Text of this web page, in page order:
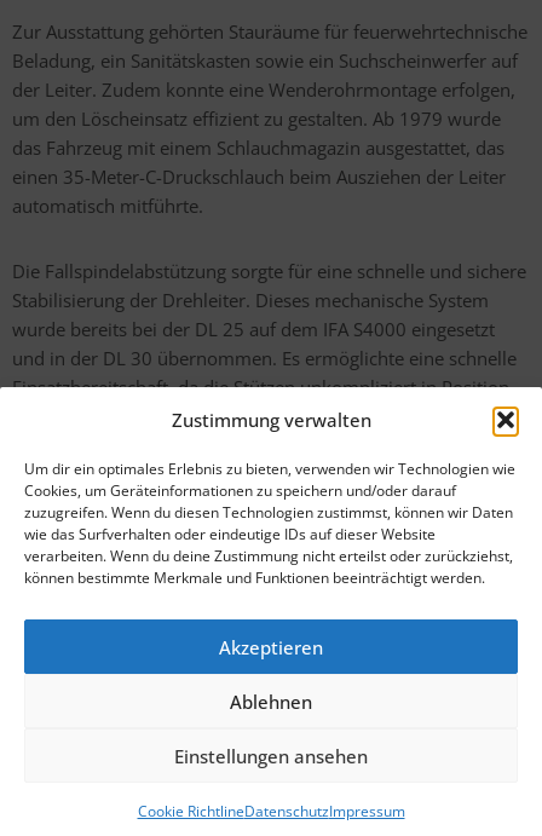
Zustimmung verwalten
Um dir ein optimales Erlebnis zu bieten, verwenden wir Technologien wie
Cookies, um Geräteinformationen zu speichern und/oder darauf
zuzugreifen. Wenn du diesen Technologien zustimmst, können wir Daten
wie das Surfverhalten oder eindeutige IDs auf dieser Website
verarbeiten. Wenn du deine Zustimmung nicht erteilst oder zurückziehst,
können bestimmte Merkmale und Funktionen beeinträchtigt werden.
Akzeptieren
Ablehnen
Einstellungen ansehen
Cookie RichtlineDatenschutzImpressum
Zur Ausstattung gehörten Stauräume für feuerwehrtechnische
Beladung, ein Sanitätskasten sowie ein Suchscheinwerfer auf
der Leiter. Zudem konnte eine Wenderohrmontage erfolgen,
um den Löscheinsatz effizient zu gestalten. Ab 1979 wurde
das Fahrzeug mit einem Schlauchmagazin ausgestattet, das
einen 35-Meter-C-Druckschlauch beim Ausziehen der Leiter
automatisch mitführte.
Die Fallspindelabstützung sorgte für eine schnelle und sichere
Stabilisierung der Drehleiter. Dieses mechanische System
wurde bereits bei der DL 25 auf dem IFA S4000 eingesetzt
und in der DL 30 übernommen. Es ermöglichte eine schnelle
Einsatzbereitschaft, da die Stützen unkompliziert in Position
gebracht und arretiert werden konnten.
Von den insgesamt 684 produzierten Exemplaren blieben nur
249 Fahrzeuge in der DDR, während der Rest exportiert
wurde. Die Drehleiter DL 30 war für viele Feuerwehren ein
unverzichtbares Einsatzmittel und steht bis heute als Symbol
DDR.
Cookie Richtline (EU)